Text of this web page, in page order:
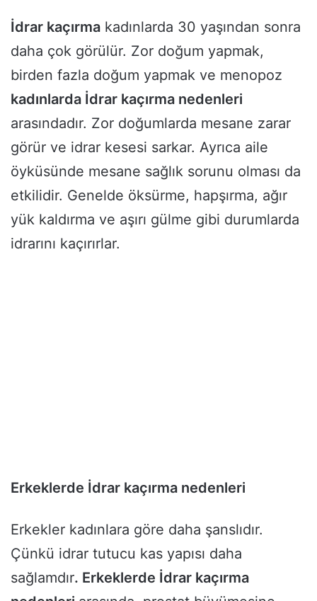
İdrar kaçırma kadınlarda 30 yaşından sonra
daha çok görülür. Zor doğum yapmak,
birden fazla doğum yapmak ve menopoz
kadınlarda İdrar kaçırma nedenleri
arasındadır. Zor doğumlarda mesane zarar
görür ve idrar kesesi sarkar. Ayrıca aile
öyküsünde mesane sağlık sorunu olması da
etkilidir. Genelde öksürme, hapşırma, ağır
yük kaldırma ve aşırı gülme gibi durumlarda
idrarını kaçırırlar.
Erkeklerde İdrar kaçırma nedenleri
Erkekler kadınlara göre daha şanslıdır.
Çünkü idrar tutucu kas yapısı daha
sağlamdır. Erkeklerde İdrar kaçırma